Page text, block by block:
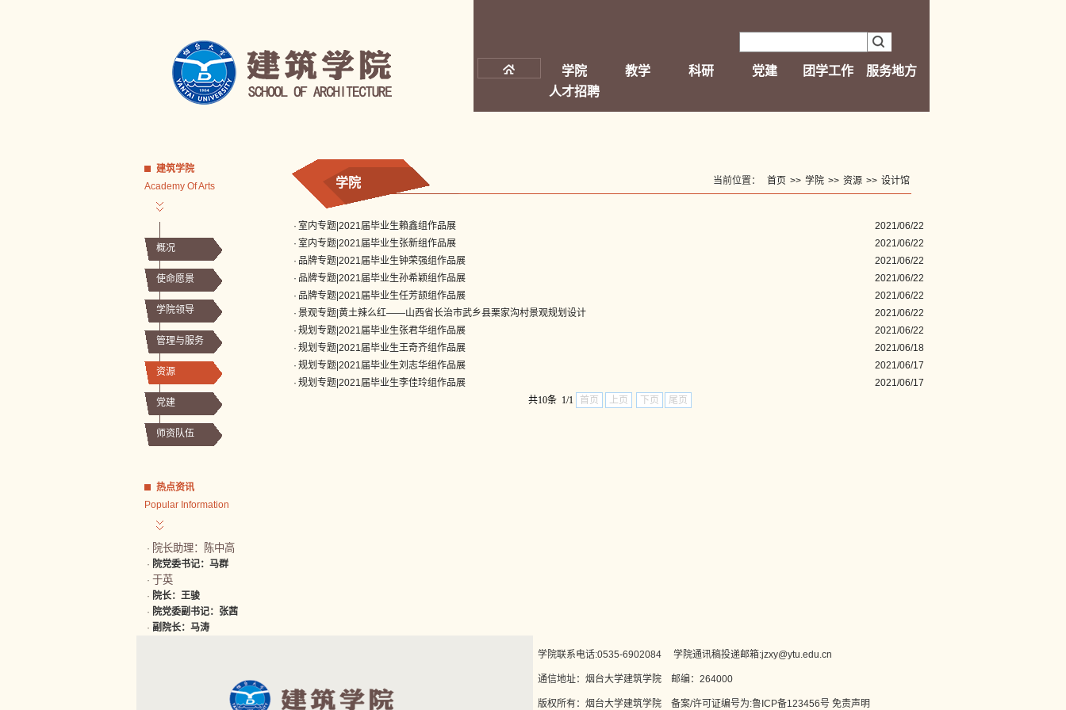
学院 教学 科研 党建 团学工作
服务地方
人才招聘
建筑学院
Academy Of Arts
概况
使命愿景
学院领导
管理与服务
资源
党建
师资队伍
热点资讯
Popular Information
· 院长助理：陈中高
· 院党委书记：马群
· 于英
· 院长：王骏
· 院党委副书记：张茜
· 副院长：马涛
学院 当前位置： 首页 >> 学院 >> 资源 >> 设计馆
· 室内专题|2021届毕业生賴鑫组作品展
2021/06/22
· 室内专题|2021届毕业生张新组作品展
2021/06/22
· 品牌专题|2021届毕业生钟荣强组作品展
2021/06/22
· 品牌专题|2021届毕业生孙希颖组作品展
2021/06/22
· 品牌专题|2021届毕业生任芳颉组作品展
2021/06/22
· 景观专题|黄土辣么红——山西省长治市武乡县栗家沟村景观规划设计
2021/06/22
· 规划专题|2021届毕业生张君华组作品展
2021/06/22
· 规划专题|2021届毕业生王奇齐组作品展
2021/06/18
· 规划专题|2021届毕业生刘志华组作品展
2021/06/17
· 规划专题|2021届毕业生李佳玲组作品展
2021/06/17
共10条 1/1
首页 上页 下页 尾页
学院联系电话:0535-6902084 学院通讯稿投递邮箱:jzxy@ytu.edu.cn
通信地址：烟台大学建筑学院 邮编：264000
版权所有：烟台大学建筑学院 备案/许可证编号为:鲁ICP备123456号 免责声明